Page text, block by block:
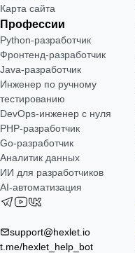
Карта сайта
Профессии
Python-разработчик
Фронтенд-разработчик
Java-разработчик
Инженер по ручному
тестированию
DevOps-инженер с нуля
РНР-разработчик
Go-разработчик
Аналитик данных
ИИ для разработчиков
AI-автоматизация
support@hexlet.io
t.me/hexlet_help_bot